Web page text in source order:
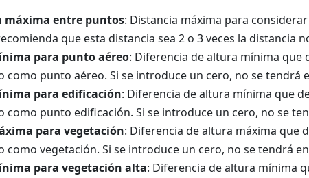
máxima entre puntos: Distancia máxima para
que esta distancia sea 2 o 3 veces la distancia
para punto aéreo: Diferencia de altura mínima
como punto aéreo. Si se introduce un cero, no se tendrá
para edificación: Diferencia de altura mínima que
como punto edificación. Si se introduce un cero, no se
para vegetación: Diferencia de altura máxima que
como vegetación. Si se introduce un cero, no se tendrá
para vegetación alta: Diferencia de altura mínima